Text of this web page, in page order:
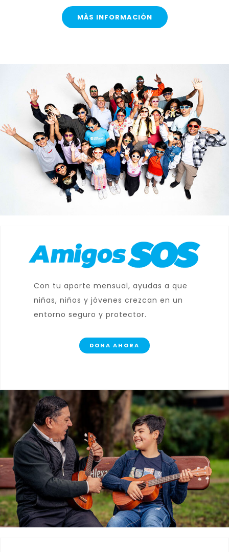
MÀS INFORMACIÓN
Con tu aporte mensual, ayudas a que
niñas, niños y jóvenes crezcan en un
entorno seguro y protector.
DONA AHORA